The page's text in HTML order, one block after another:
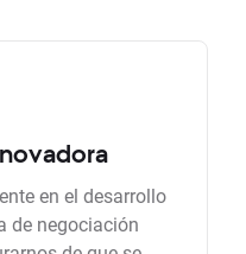
en el desarrollo
de negociación